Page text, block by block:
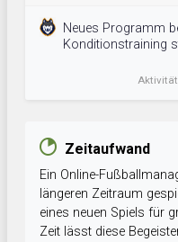
Neues Programm
Konditionstraining
Zeitaufwand
Ein Online-
längeren Zeitraum
eines neuen Spiels für
Zeit lässt diese